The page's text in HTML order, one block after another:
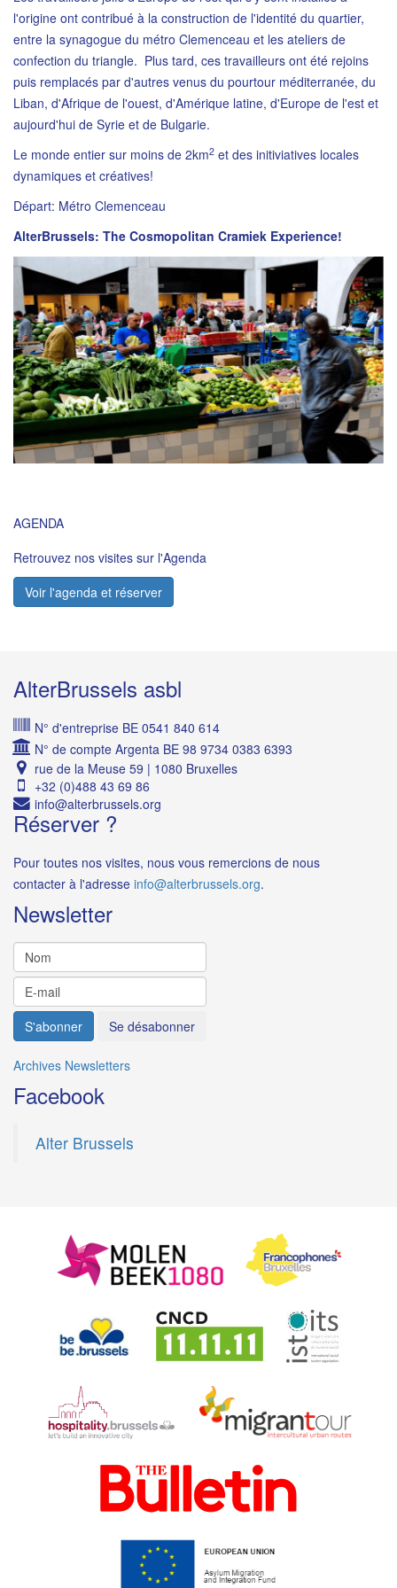
l'origine ont contribué à la construction de l'identité du quartier,
entre la synagogue du métro Clemenceau et les ateliers de
confection du triangle. Plus tard, ces travailleurs ont été rejoins
puis remplacés par d'autres venus du pourtour méditerranée, du
Liban, d'Afrique de l'ouest, d'Amérique latine, d'Europe de l'est et
aujourd'hui de Syrie et de Bulgarie.
Le monde entier sur moins de 2km2 et des initiviatives locales
dynamiques et créatives!
Départ: Métro Clemenceau
AlterBrussels: The Cosmopolitan Cramiek Experience!
AGENDA
Retrouvez nos visites sur l'Agenda
Voir l'agenda et réserver
AlterBrussels asbl
N° d'entreprise BE 0541 840 614
N° de compte Argenta BE 98 9734 0383 6393
rue de la Meuse 59 | 1080 Bruxelles
+32 (0)488 43 69 86
Réserver ?
Pour toutes nos visites, nous vous remercions de nous
contacter à l'adresse i .
Newsletter
Archives Newsletters
Facebook
Alter Brussels